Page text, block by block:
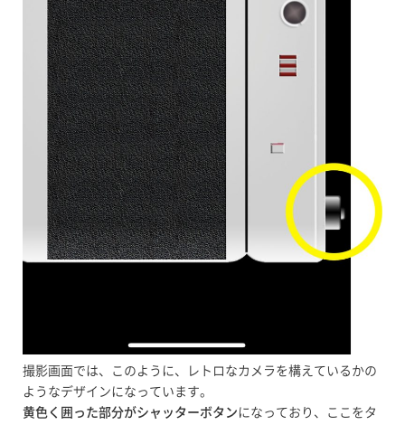
撮影画面では、このように、レトロなカメラを構えているかの
ようなデザインになっています。
黄色く囲った部分がシャッターボタンになっており、ここをタ